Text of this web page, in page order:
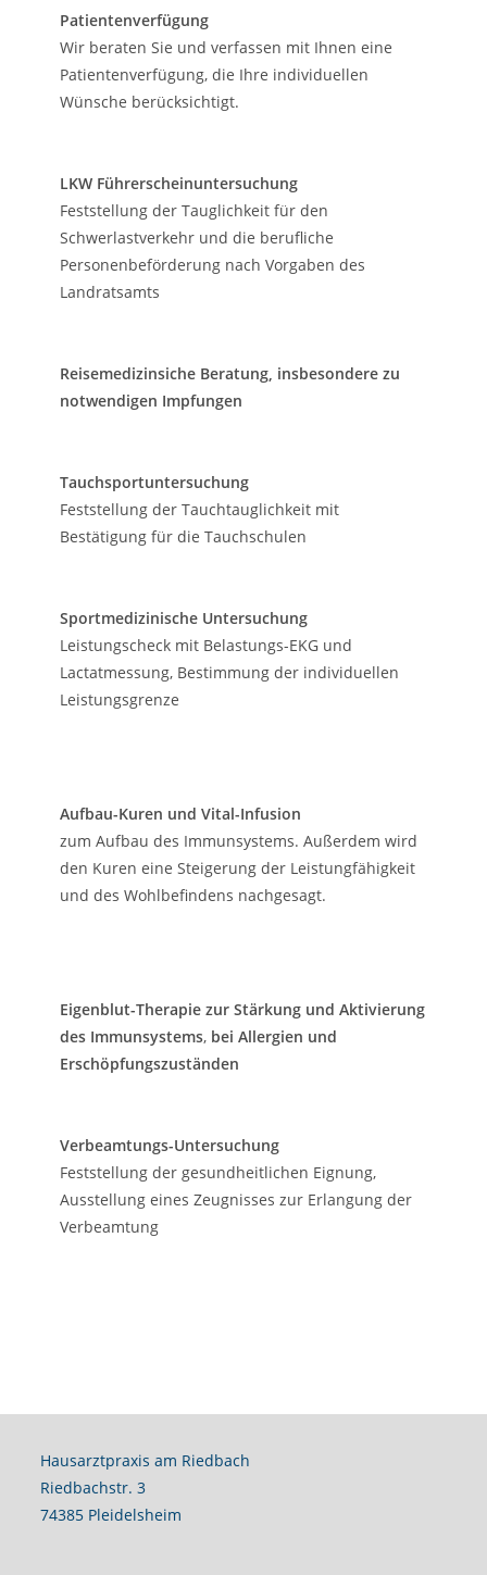
Patientenverfügung
Wir beraten Sie und verfassen mit Ihnen eine
Patientenverfügung, die Ihre individuellen
Wünsche berücksichtigt.
LKW Führerscheinuntersuchung
Feststellung der Tauglichkeit für den
Schwerlastverkehr und die berufliche
Personenbeförderung nach Vorgaben des
Landratsamts
Reisemedizinsiche Beratung, insbesondere zu
notwendigen Impfungen
Tauchsportuntersuchung
Feststellung der Tauchtauglichkeit mit
Bestätigung für die Tauchschulen
Sportmedizinische Untersuchung
Leistungscheck mit Belastungs-EKG und
Lactatmessung, Bestimmung der individuellen
Leistungsgrenze
Aufbau-Kuren und Vital-Infusion
zum Aufbau des Immunsystems. Außerdem wird
den Kuren eine Steigerung der Leistungfähigkeit
und des Wohlbefindens nachgesagt.
Eigenblut-Therapie zur Stärkung und Aktivierung
des Immunsystems,bei Allergien und
Erschöpfungszuständen
Verbeamtungs-Untersuchung
Feststellung der gesundheitlichen Eignung,
Ausstellung eines Zeugnisses zur Erlangung der
Verbeamtung
Hausarztpraxis am Riedbach
Riedbachstr. 3
74385 Pleidelsheim